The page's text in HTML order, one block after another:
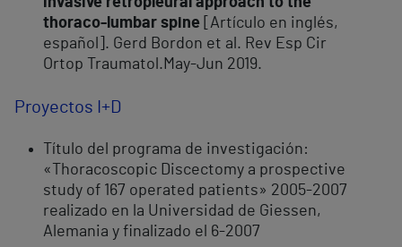
thoraco-lumbar spine
[Artículo en inglés,
español]. Gerd Bordon et al. Rev Esp Cir
Ortop Traumatol.May-Jun 2019.
Proyectos I+D
Título del programa de investigación:
«Thoracoscopic Discectomy a prospective
study of 167 operated patients» 2005-2007
realizado en la Universidad de Giessen,
Alemania y finalizado el 6-2007